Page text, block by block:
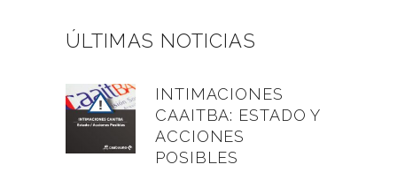
ÚLTIMAS NOTICIAS
INTIMACIONES
CAAITBA: ESTADO Y
ACCIONES
POSIBLES